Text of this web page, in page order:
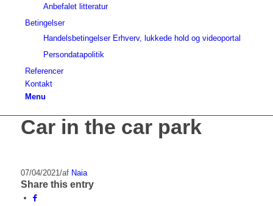
Anbefalet litteratur
Betingelser
Handelsbetingelser Erhverv, lukkede hold og videoportal
Persondatapolitik
Referencer
Kontakt
Menu
Car in the car park
07/04/2021/af Naia
Share this entry